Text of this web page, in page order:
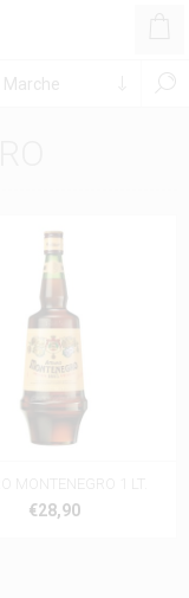
MONTENEGRO 1 LT.
€28,90